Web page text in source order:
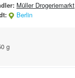
Müller Drogeriemarkt
Berlin
g